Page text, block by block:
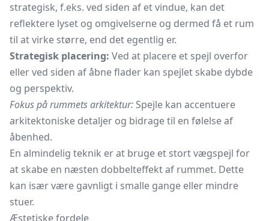
strategisk, f.eks. ved siden af et vindue, kan det
reflektere lyset og omgivelserne og dermed få et rum
til at virke større, end det egentlig er.
Strategisk placering: Ved at placere et spejl overfor
eller ved siden af åbne flader kan spejlet skabe dybde
og perspektiv.
Fokus på rummets arkitektur: Spejle kan accentuere
arkitektoniske detaljer og bidrage til en følelse af
åbenhed.
En almindelig teknik er at bruge et stort vægspejl for
at skabe en næsten dobbelteffekt af rummet. Dette
kan især være gavnligt i smalle gange eller mindre
stuer.
Æstetiske fordele